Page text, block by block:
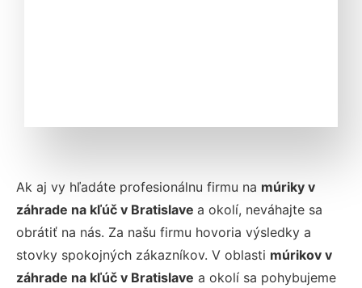
Ak aj vy hľadáte profesionálnu firmu na múriky v
záhrade na kľúč v Bratislave a okolí, neváhajte sa
obrátiť na nás. Za našu firmu hovoria výsledky a
stovky spokojných zákazníkov. V oblasti múrikov v
záhrade na kľúč v Bratislave a okolí sa pohybujeme